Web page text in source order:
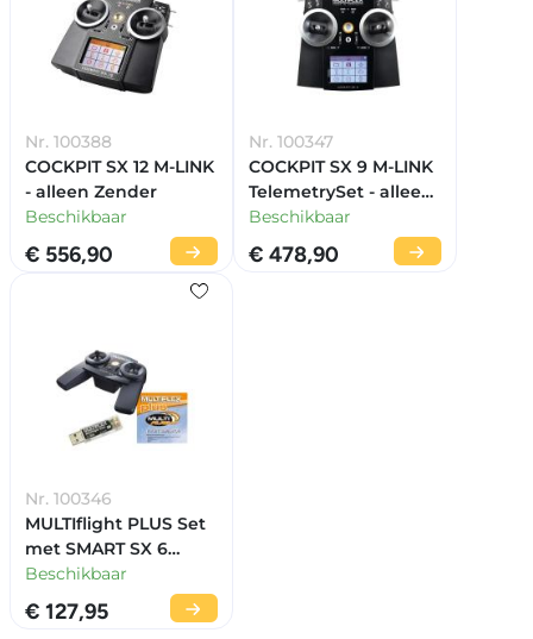
Nr. 100388
COCKPIT SX 12 M-LINK
- alleen Zender
Beschikbaar
€ 556,90
Nr. 100347
COCKPIT SX 9 M-LINK
TelemetrySet - alleen
Zender
Beschikbaar
€ 478,90
Nr. 100346
MULTIflight PLUS Set
met SMART SX 6
Mode 2/4
Beschikbaar
€ 127,95